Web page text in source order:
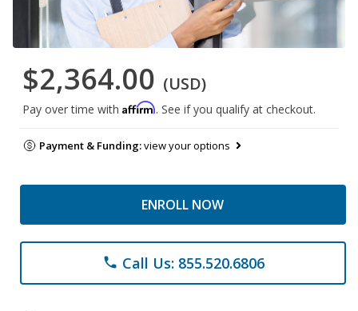
$2,364.00 (USD)
Pay over time with Affirm. See if you qualify at checkout.
Payment & Funding:view your options
ENROLL NOW
phone Call Us: 855.520.6806